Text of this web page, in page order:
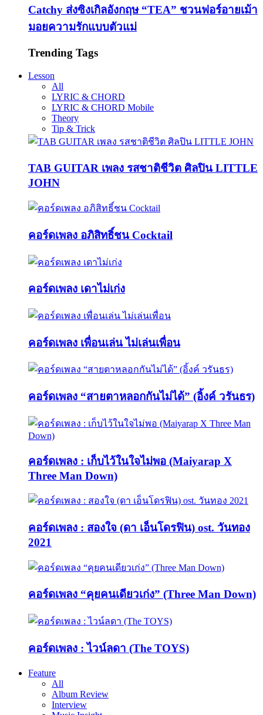
Catchy ส่งซิงเกิลอังกฤษ “TEA” ชวนฟอร์อายเม้า
มอยความรักแบบตัวแม่
Trending Tags
Lesson
All
LYRIC & CHORD
LYRIC & CHORD Mobile
Theory
Tip & Trick
TAB GUITAR เพลง รสชาติชีวิต ศิลปิน LITTLE
JOHN
คอร์ดเพลง อภิสิทธิ์ชน Cocktail
คอร์ดเพลง เดาไม่เก่ง
คอร์ดเพลง เพื่อนเล่น ไม่เล่นเพื่อน
คอร์ดเพลง “สายตาหลอกกันไม่ได้” (อิ้งค์ วรันธร)
คอร์ดเพลง : เก็บไว้ในใจไม่พอ (Maiyarap X
Three Man Down)
คอร์ดเพลง : สองใจ (ดา เอ็นโดรฟิน) ost. วันทอง
2021
คอร์ดเพลง “คุยคนเดียวเก่ง” (Three Man Down)
คอร์ดเพลง : ไวน์ลดา (The TOYS)
Feature
All
Album Review
Interview